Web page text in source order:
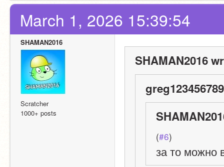
March 1, 2026 15:39:54
SHAMAN2016
Scratcher
1000+ posts
SHAMAN2016
(#6)
за то можно